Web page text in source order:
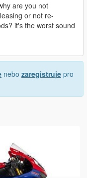
are you not
or not re-
it's the worst sound
nebo zaregistruje pro